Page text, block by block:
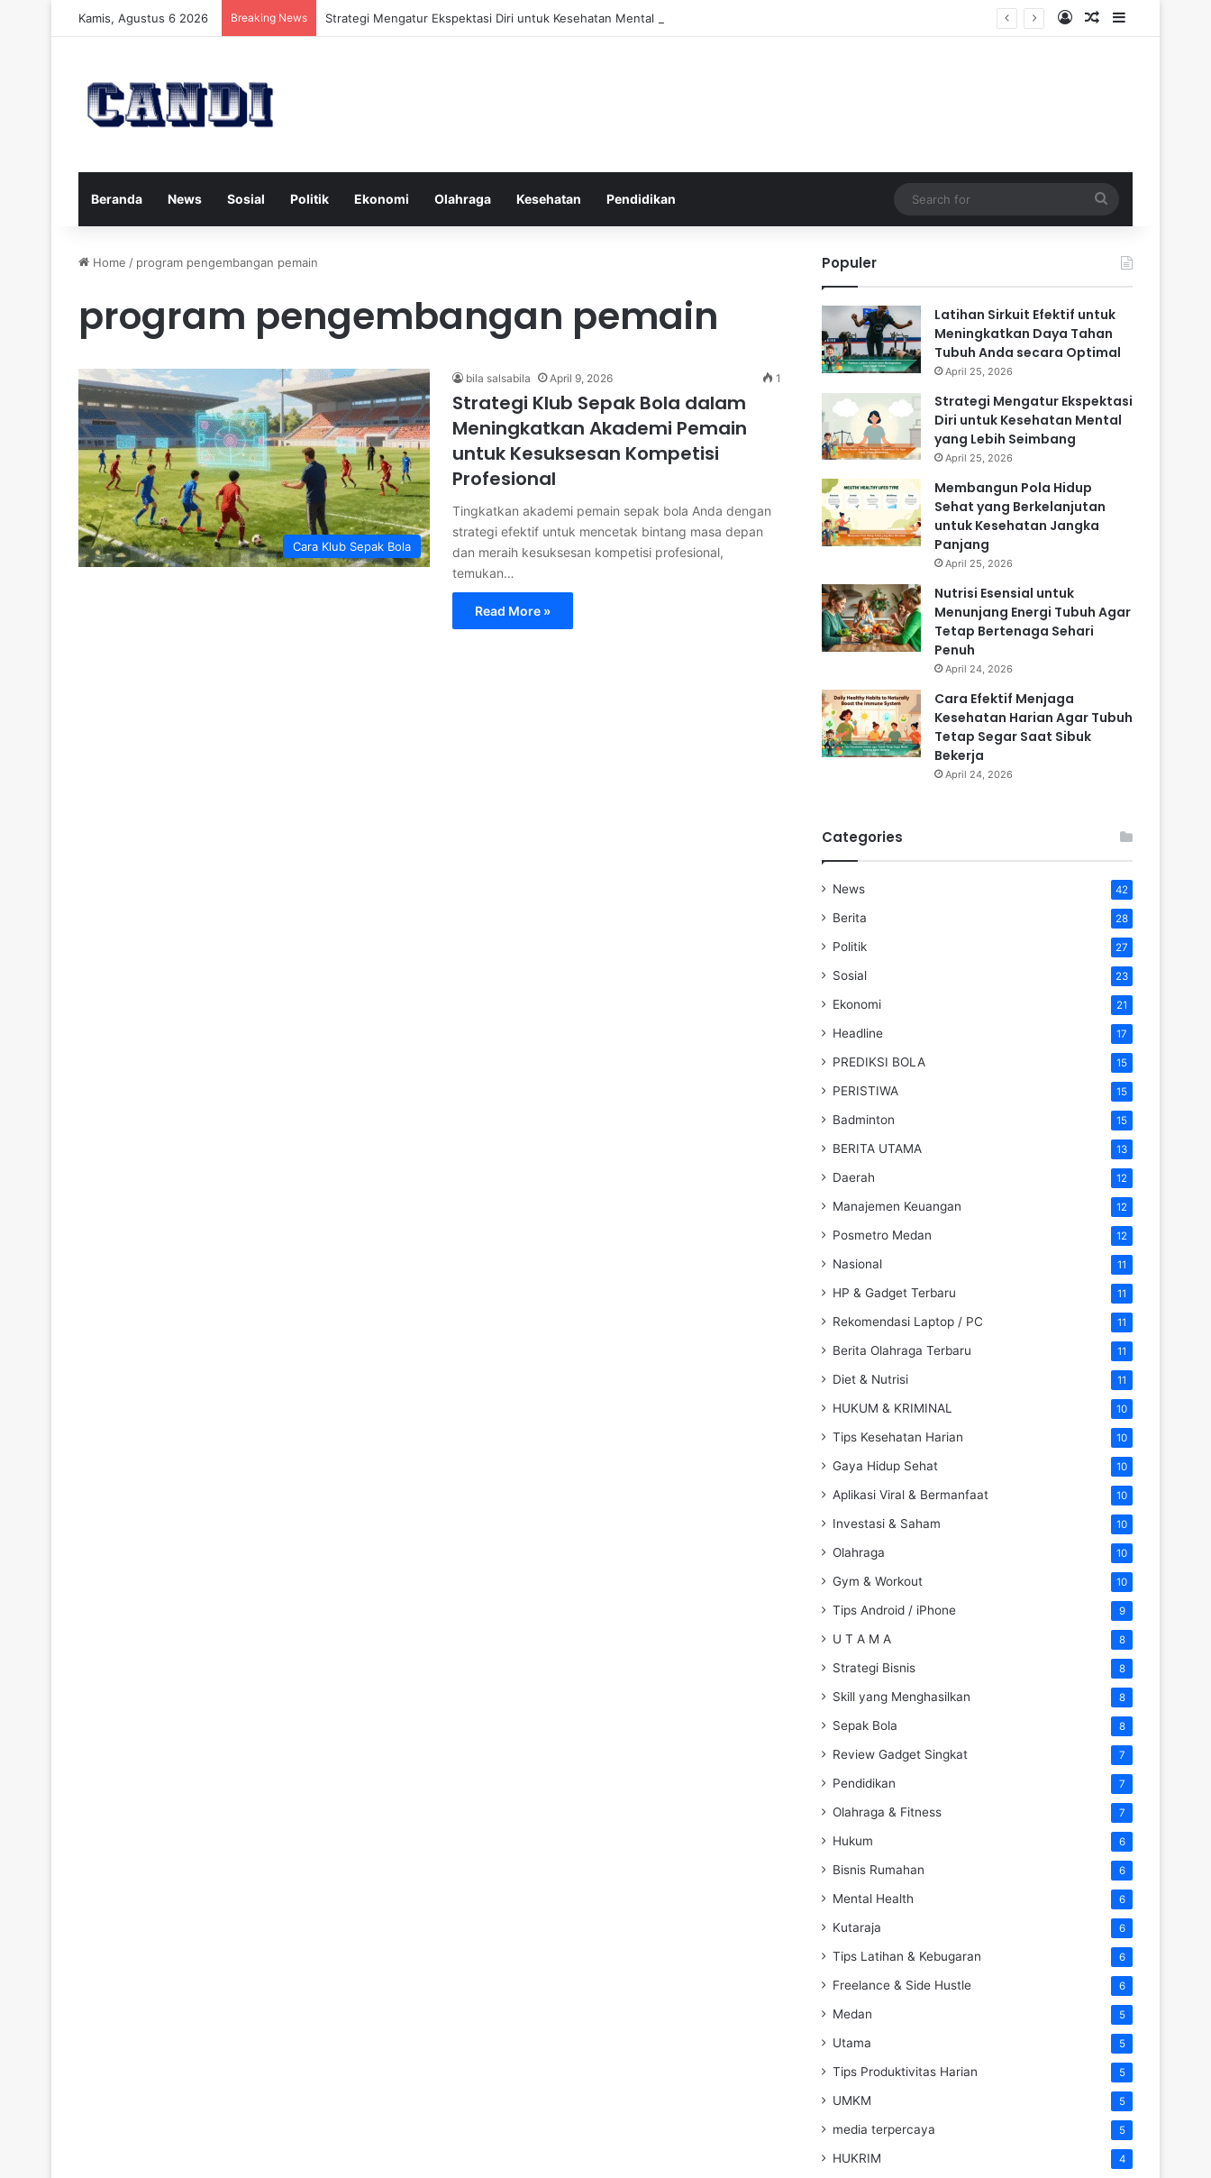
Kamis, Agustus 6 2026 Breaking News Strategi Mengatur Ekspektasi Diri untuk Kesehatan Mental yang Lebih Seimbang Log InRandom Article
Sidebar
Beranda News Sosial Politik Ekonomi Olahraga Kesehatan Pendidikan
for
Home / program pengembangan pemain
program pengembangan pemain
Cara Klub Sepak Bola
bila salsabila April 9, 2026 1
Strategi Klub Sepak Bola dalam
Meningkatkan Akademi Pemain
untuk Kesuksesan Kompetisi
Profesional
Tingkatkan akademi pemain sepak bola Anda dengan
strategi efektif untuk mencetak bintang masa depan
dan meraih kesuksesan kompetisi profesional,
temukan…
Read More »
Populer
Latihan Sirkuit Efektif untuk
Meningkatkan Daya Tahan
Tubuh Anda secara Optimal
April 25, 2026
Strategi Mengatur Ekspektasi
Diri untuk Kesehatan Mental
yang Lebih Seimbang
April 25, 2026
Membangun Pola Hidup
Sehat yang Berkelanjutan
untuk Kesehatan Jangka
Panjang
April 25, 2026
Nutrisi Esensial untuk
Menunjang Energi Tubuh Agar
Tetap Bertenaga Sehari
Penuh
April 24, 2026
Cara Efektif Menjaga
Kesehatan Harian Agar Tubuh
Tetap Segar Saat Sibuk
Bekerja
April 24, 2026
Categories
News 42
Berita 28
Politik 27
Sosial 23
Ekonomi 21
Headline 17
PREDIKSI BOLA 15
PERISTIWA 15
Badminton 15
BERITA UTAMA 13
Daerah 12
Manajemen Keuangan 12
Posmetro Medan 12
Nasional 11
HP & Gadget Terbaru 11
Rekomendasi Laptop / PC 11
Berita Olahraga Terbaru 11
Diet & Nutrisi 11
HUKUM & KRIMINAL 10
Tips Kesehatan Harian 10
Gaya Hidup Sehat 10
Aplikasi Viral & Bermanfaat 10
Investasi & Saham 10
Olahraga 10
Gym & Workout 10
Tips Android / iPhone 9
U T A M A 8
Strategi Bisnis 8
Skill yang Menghasilkan 8
Sepak Bola 8
Review Gadget Singkat 7
Pendidikan 7
Olahraga & Fitness 7
Hukum 6
Bisnis Rumahan 6
Mental Health 6
Kutaraja 6
Tips Latihan & Kebugaran 6
Freelance & Side Hustle 6
Medan 5
Utama 5
Tips Produktivitas Harian 5
UMKM 5
media terpercaya 5
HUKRIM 4